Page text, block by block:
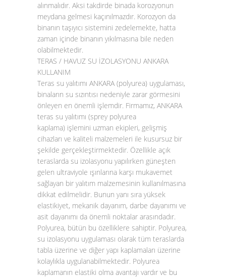
alınmalıdır. Aksi takdirde binada korozyonun
meydana gelmesi kaçınılmazdır. Korozyon da
binanın taşıyıcı sistemini zedelemekte, hatta
zaman içinde binanın yıkılmasına bile neden
olabilmektedir.
TERAS / HAVUZ SU İZOLASYONU ANKARA
KULLANIM
Teras su yalıtımı ANKARA (polyurea) uygulaması,
binaların su sızıntısı nedeniyle zarar görmesini
önleyen en önemli işlemdir. Firmamız, ANKARA
teras su yalıtımı (sprey polyurea
kaplama) işlemini uzman ekipleri, gelişmiş
cihazları ve kaliteli malzemeleri ile kusursuz bir
şekilde gerçekleştirmektedir. Özellikle açık
teraslarda su izolasyonu yapılırken güneşten
gelen ultraviyole ışınlarına karşı mukavemet
sağlayan bir yalıtım malzemesinin kullanılmasına
dikkat edilmelidir. Bunun yanı sıra yüksek
elastikiyet, mekanik dayanım, darbe dayanımı ve
asit dayanımı da önemli noktalar arasındadır.
Polyurea, bütün bu özelliklere sahiptir. Polyurea,
su izolasyonu uygulaması olarak tüm teraslarda
tabla üzerine ve diğer yapı kaplamaları üzerine
kolaylıkla uygulanabilmektedir. Polyurea
kaplamanın elastiki olma avantajı vardır ve bu